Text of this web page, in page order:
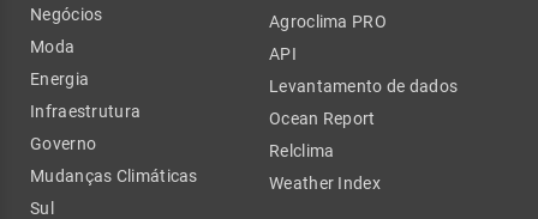
Negócios
Moda
Energia
Infraestrutura
Governo
Mudanças Climáticas
Sul
Agroclima PRO
API
Levantamento de dados
Ocean Report
Relclima
Weather Index